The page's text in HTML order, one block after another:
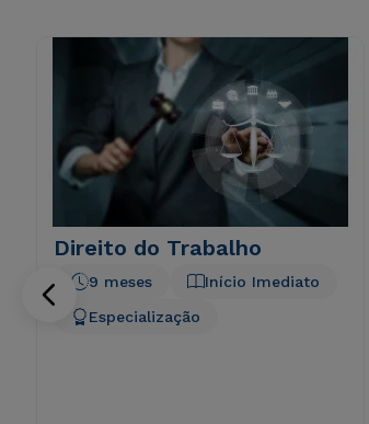
Direito do Trabalho
Início Imediato
9 meses
Especialização